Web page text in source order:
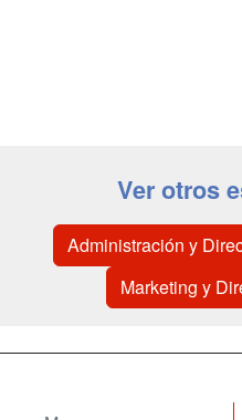
Ver otros
Administración y
Marketing y